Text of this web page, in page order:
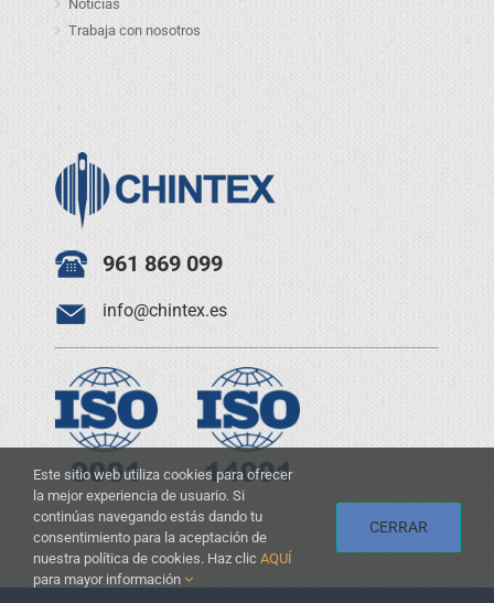
Noticias
Trabaja con nosotros
961 869 099
info@chintex.es
Este sitio web utiliza cookies para ofrecer
la mejor experiencia de usuario. Si
continúas navegando estás dando tu
consentimiento para la aceptación de
nuestra política de cookies. Haz clic AQUÍ
para mayor información
CERRAR